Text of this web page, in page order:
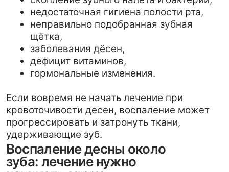
Если вовремя не начать лечение при
кровоточивости десен, воспаление может
прогрессировать и затронуть ткани,
удерживающие зуб.
Воспаление десны около
зуба: лечение нужно
начинать сразу
Иногда проблема проявляется локально –
дискомфорт рядом с одним зубом. Это
может указывать на:
гингивит,
начальный пародонтит,
травму десны,
инфекцию в области зубного корня.